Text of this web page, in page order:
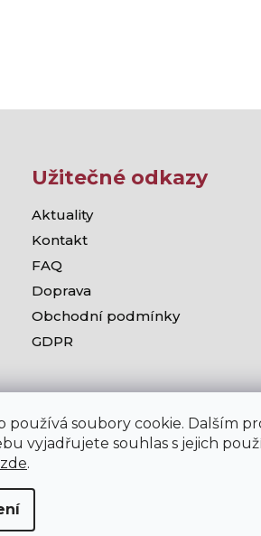
používá soubory cookie. Dalším
vyjadřujete souhlas s jejich
zde.
Užitečné odkazy
Aktuality
Kontakt
FAQ
Doprava
Obchodní podmínky
GDPR